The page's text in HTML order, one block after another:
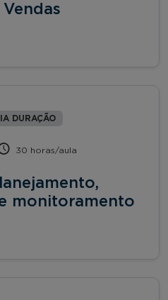
DURAÇÃO
30 horas/aula
monitoramento